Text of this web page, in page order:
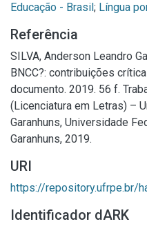
Educação - Brasil; Língua
Referência
SILVA, Anderson Leandro
BNCC?: contribuições
documento. 2019. 56 f.
(Licenciatura em Letras) –
Garanhuns, Universidade
Garanhuns, 2019.
URI
https://repository.ufrpe.br/
Identificador dARK